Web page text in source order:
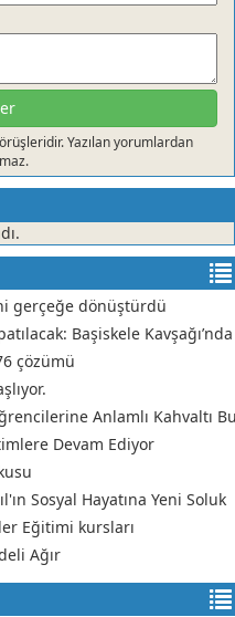
Yazılan yorumlardan
gerçeğe dönüştürdü
Başiskele Kavşağı’nda
çözümü
Anlamlı Kahvaltı
Devam Ediyor
Sosyal Hayatına Yeni Soluk
Eğitimi kursları
Ağır
DEDEKTÖRE TAKILDI
Nasıl Olmalı?